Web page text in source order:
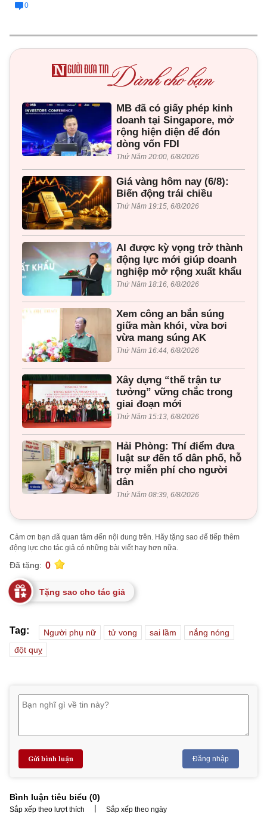
0
MB đã có giấy phép kinh
doanh tại Singapore, mở
rộng hiện diện để đón
dòng vốn FDI
Thứ Năm 20:00, 6/8/2026
Giá vàng hôm nay (6/8):
Biến động trái chiều
Thứ Năm 19:15, 6/8/2026
AI được kỳ vọng trở thành
động lực mới giúp doanh
nghiệp mở rộng xuất khẩu
Thứ Năm 18:16, 6/8/2026
Xem công an bắn súng
giữa màn khói, vừa bơi
vừa mang súng AK
Thứ Năm 16:44, 6/8/2026
Xây dựng “thế trận tư
tưởng” vững chắc trong
giai đoạn mới
Thứ Năm 15:13, 6/8/2026
Hải Phòng: Thí điểm đưa
luật sư đến tổ dân phố, hỗ
trợ miễn phí cho người
dân
Thứ Năm 08:39, 6/8/2026
Cảm ơn bạn đã quan tâm đến nội dung trên. Hãy tặng sao để tiếp thêm
động lực cho tác giả có những bài viết hay hơn nữa.
Đã tặng: 0
Tặng sao cho tác giả
Tag: Người phụ nữ tử vong sai lầm
nắng nóng
đột quỵ
Gửi bình luận Đăng nhập
Bình luận tiêu biểu (0)
Sắp xếp theo lượt thích | Sắp xếp theo ngày